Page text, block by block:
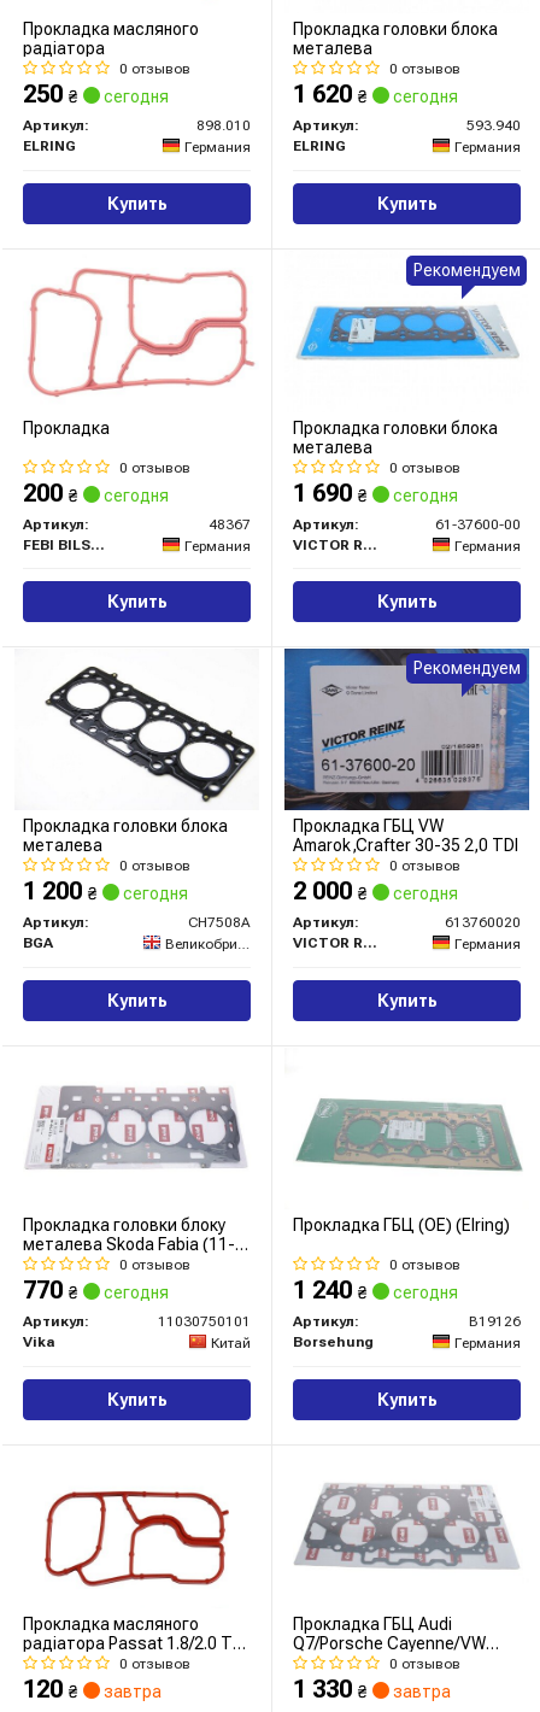
Прокладка масляного
радіатора
0 отзывов
250 ₴ сегодня
Артикул:
898.010
ELRING
Германия
Купить
Прокладка головки блока
металева
0 отзывов
1 620 ₴ сегодня
Артикул:
593.940
ELRING
Германия
Купить
Прокладка
0 отзывов
200 ₴ сегодня
Артикул:
48367
FEBI BILSTEIN
Германия
Купить
Прокладка головки блока
металева
0 отзывов
1 690 ₴ сегодня
Артикул:
61-37600-00
VICTOR REINZ
Германия
Купить
Рекомендуем
Прокладка головки блока
металева
0 отзывов
1 200 ₴ сегодня
Артикул:
CH7508A
BGA
Великобритания
Купить
Прокладка ГБЦ VW
Amarok,Crafter 30-35 2,0 TDI
0 отзывов
2 000 ₴ сегодня
Артикул:
613760020
VICTOR REINZ
Германия
Купить
Рекомендуем
Прокладка головки блоку
металева Skoda Fabia (11-
15), Octavia (09-13,14-)/VW
Jetta (06-14), Passat (08-
15), Tiguan (08-)
(11030750101) VIKA
0 отзывов
770 ₴ сегодня
Артикул:
11030750101
Vika
Китай
Купить
Прокладка ГБЦ (ОЕ) (Elring)
0 отзывов
1 240 ₴ сегодня
Артикул:
B19126
Borsehung
Германия
Купить
Прокладка масляного
радіатора Passat 1.8/2.0 TSI
05-14
0 отзывов
120 ₴ завтра
Прокладка ГБЦ Audi
Q7/Porsche Cayenne/VW
Touareg 3.6 05-10 Ø85,00mm
0 отзывов
1 330 ₴ завтра